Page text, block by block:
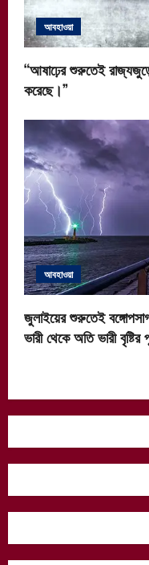
আবহাওয়া
“আষাঢ়ের শুরুতেই
করেছে।”
আবহাওয়া
জুলাইয়ের শুরুতেই
ভারী থেকে অতি ভারী বৃষ্টির